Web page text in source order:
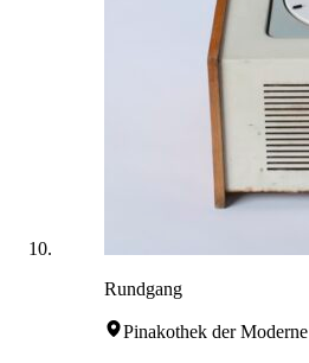
Rundgang
Pinakothek der Moderne